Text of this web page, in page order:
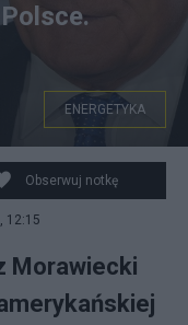
elektrowni
Canva
ENERGETYKA
Obserwuj notkę
12:15
Morawiecki